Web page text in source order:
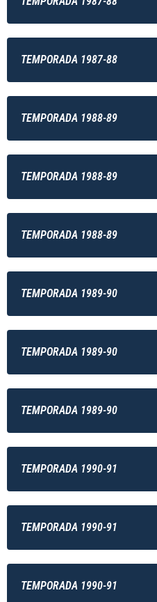
TEMPORADA 1987-88
TEMPORADA 1988-89
TEMPORADA 1988-89
TEMPORADA 1988-89
TEMPORADA 1989-90
TEMPORADA 1989-90
TEMPORADA 1989-90
TEMPORADA 1990-91
TEMPORADA 1990-91
TEMPORADA 1990-91